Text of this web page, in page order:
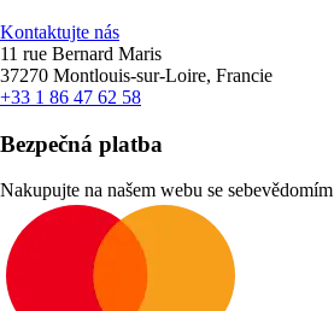
Kontaktujte nás
11 rue Bernard Maris
37270 Montlouis-sur-Loire, Francie
+33 1 86 47 62 58
Bezpečná platba
Nakupujte na našem webu se sebevědomím